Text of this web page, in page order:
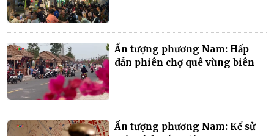
Ấn tượng phương Nam: Hấp
dẫn phiên chợ quê vùng biên
Ấn tượng phương Nam: Kể sử